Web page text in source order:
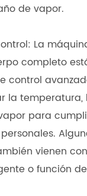
de vapor.
La
completo
control
la
para
vienen
o función